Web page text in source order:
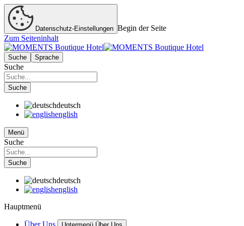
Datenschutz-Einstellungen Begin der Seite
Zum Seiteninhalt
Suche Sprache
Suche
Suche
deutsch
english
Menü
Suche
Suche
deutsch
english
Hauptmenü
Über Uns